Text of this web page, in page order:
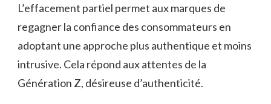
L’effacement partiel permet aux marques de
regagner la confiance des consommateurs en
adoptant une approche plus authentique et moins
intrusive. Cela répond aux attentes de la
Génération Z, désireuse d’authenticité.